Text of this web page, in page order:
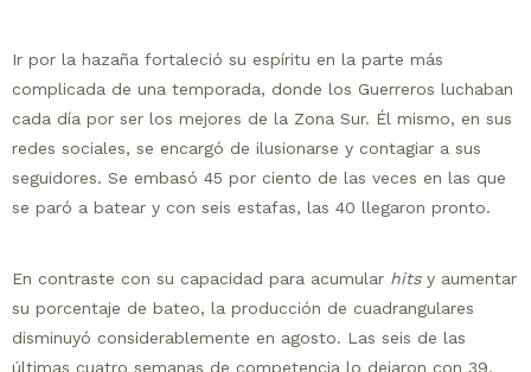
Ir por la hazaña fortaleció su espíritu en la parte más
complicada de una temporada, donde los Guerreros luchaban
cada día por ser los mejores de la Zona Sur. Él mismo, en sus
redes sociales, se encargó de ilusionarse y contagiar a sus
seguidores. Se embasó 45 por ciento de las veces en las que
se paró a batear y con seis estafas, las 40 llegaron pronto.
En contraste con su capacidad para acumular hits y aumentar
su porcentaje de bateo, la producción de cuadrangulares
disminuyó considerablemente en agosto. Las seis de las
últimas cuatro semanas de competencia lo dejaron con 39,